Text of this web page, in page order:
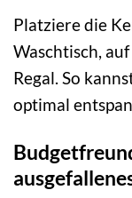
Platziere die
Waschtisch,
Regal. So
optimal